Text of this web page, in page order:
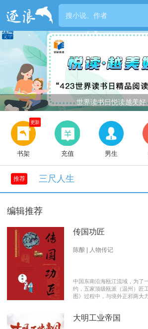
世界读书日悦读越美好
书架
更新
充值 男生
推荐 三尺人生
编辑推荐
传国功匠
陈酿 | 人物传记
中国东南沿海瓯江流域，为了
约，五家顶级瓯派（温州）匠
图》过程中，与境外正邪两大
推介、2019扬子江原创网络文学大赛特
大明工业帝国